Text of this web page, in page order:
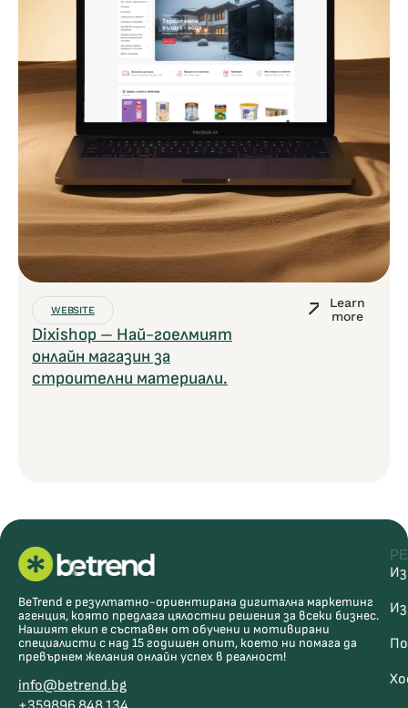
WEBSITE
Dixishop – Най-гоелмият
онлайн магазин за
строителни материали.
Learn
more
BeTrend е резултатно-ориентирана дигитална маркетинг
агенция, която предлага цялостни решения за всеки бизнес.
Нашият екип е съставен от обучени и мотивирани
специалисти с над 15 годишен опит, което ни помага да
превърнем желания онлайн успех в реалност!
info@betrend.bg